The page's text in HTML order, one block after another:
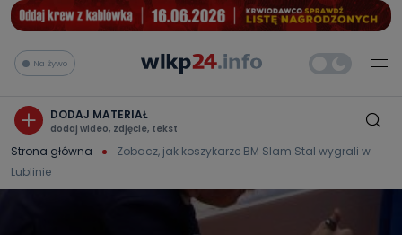
Na żywo
DODAJ MATERIAŁ
dodaj wideo, zdjęcie, tekst
Strona główna
Zobacz, jak koszykarze BM Slam Stal wygrali w
Lublinie